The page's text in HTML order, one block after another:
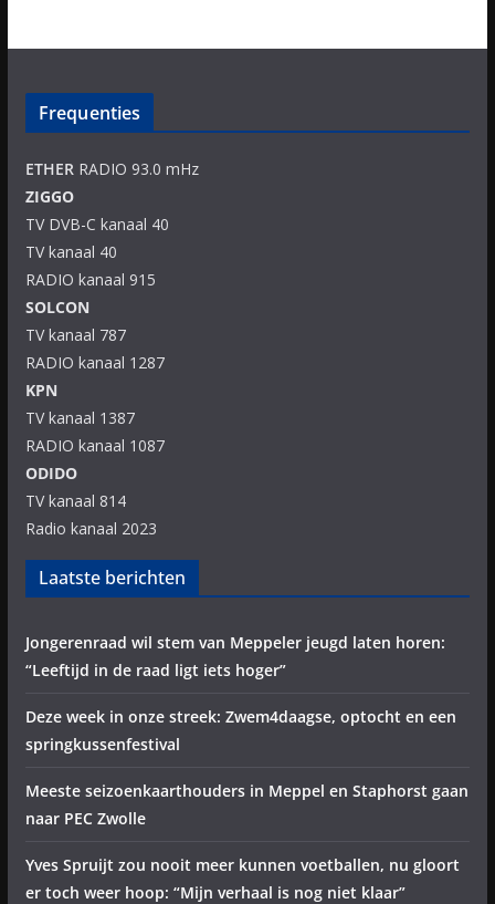
Frequenties
ETHERRADIO 93.0 mHz
ZIGGO
TV DVB-C kanaal 40
TV kanaal 40
RADIO kanaal 915
SOLCON
TV kanaal 787
RADIO kanaal 1287
KPN
TV kanaal 1387
RADIO kanaal 1087
ODIDO
TV kanaal 814
Radio kanaal 2023
Laatste berichten
Jongerenraad wil stem van Meppeler jeugd laten horen:
“Leeftijd in de raad ligt iets hoger”
Deze week in onze streek: Zwem4daagse, optocht en een
springkussenfestival
Meeste seizoenkaarthouders in Meppel en Staphorst gaan
naar PEC Zwolle
Yves Spruijt zou nooit meer kunnen voetballen, nu gloort
er toch weer hoop: “Mijn verhaal is nog niet klaar”